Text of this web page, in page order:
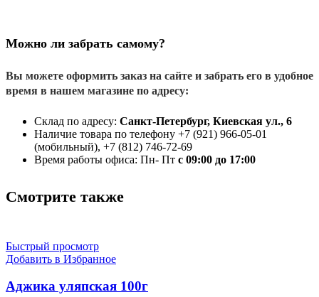
Можно ли забрать самому?
Вы можете оформить заказ на сайте и забрать его в удобное
время в нашем магазине по адресу:
Склад по адресу: Санкт-Петербург, Киевская ул., 6
Наличие товара по телефону +7 (921) 966-05-01
(мобильный), +7 (812) 746-72-69
Время работы офиса: Пн- Пт с 09:00 до 17:00
Смотрите также
Быстрый просмотр
Добавить в Избранное
Аджика уляпская 100г